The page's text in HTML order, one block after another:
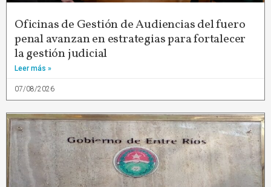
Oficinas de Gestión de Audiencias del fuero
penal avanzan en estrategias para fortalecer
la gestión judicial
Leer más »
07/08/2026